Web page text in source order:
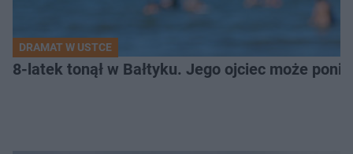
DRAMAT W USTCE
8-latek tonął w Bałtyku. Jego ojciec może